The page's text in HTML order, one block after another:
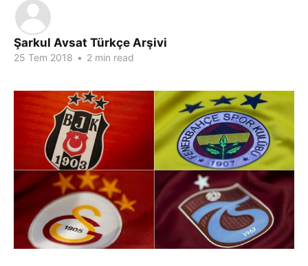
Şarkul Avsat Türkçe Arşivi
25 Tem 2018 • 2 min read